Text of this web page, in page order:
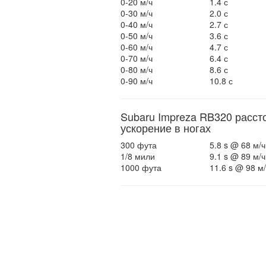
0-30 м/ч
2.0 с
0-40 м/ч
2.7 с
0-50 м/ч
3.6 с
0-60 м/ч
4.7 с
0-70 м/ч
6.4 с
0-80 м/ч
8.6 с
0-90 м/ч
10.8 с
Subaru Impreza RB320
ускорение в ногах
300 фута
5.8 s @ 68 м/ч
1/8 мили
9.1 s @ 89 м/ч
1000 фута
11.6 s @ 98